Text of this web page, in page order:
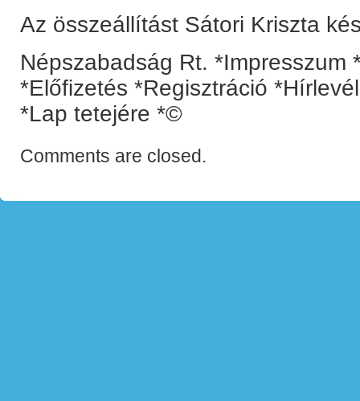
Az összeállítást Sátori Kriszta
Népszabadság Rt. *Impresszum
*Előfizetés *Regisztráció
*Lap tetejére *©
Comments are closed.